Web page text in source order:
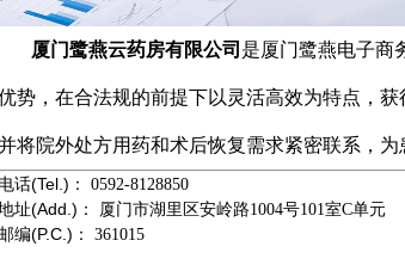
厦门鹭燕云药房有限公司 是厦门鹭燕电子商
势，在合法规的前提下以灵活高效为特点，
将院外处方用药和术后恢复需求紧密联系，
电话(Tel.)： 0592-8128850
址(Add.)： 厦门市湖里区安岭路1004号101室C单元
邮编(P.C.)： 361015